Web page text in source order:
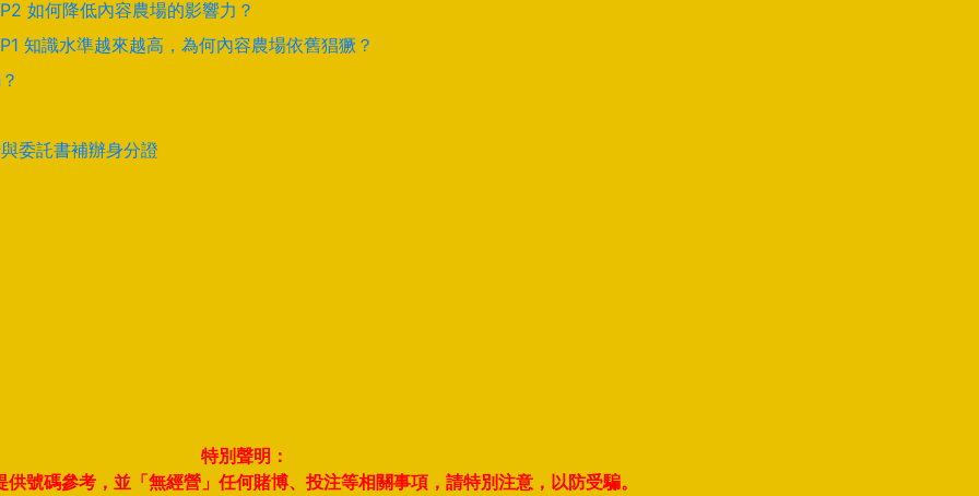
如何降低內容農場的影響力？
知識水準越來越高，為何內容農場依舊猖獗？
委託書補辦身分證
特別聲明：
供號碼參考，並「無經營」任何賭博、投注等相關事項，請特別注意，以防受騙。